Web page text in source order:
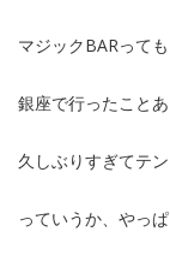
マジックBARって
銀座で行ったこと
久しぶりすぎてテ
っていうか、やっ